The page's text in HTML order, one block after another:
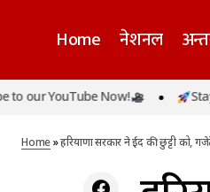
Home नेशनल
अखिलेश यादव ने गौशाला को लेकर दिया
बयान, कहा - बीजेपी वाले दुर्गंध पसंद करते
Now! Stay
Home»हरियाणा सरकार ने ईद की छुट्टी को,